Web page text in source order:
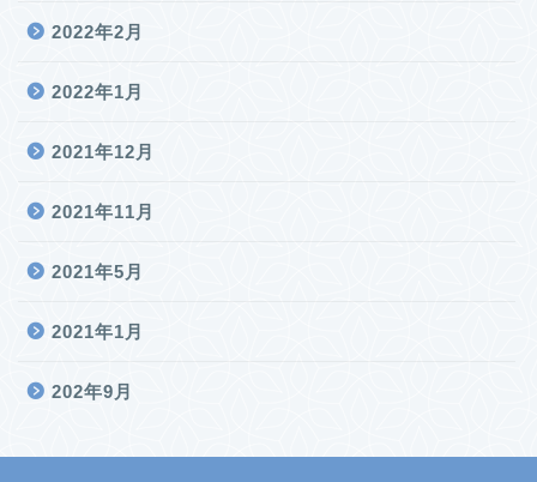
2022年2月
2022年1月
2021年12月
2021年11月
2021年5月
2021年1月
202年9月